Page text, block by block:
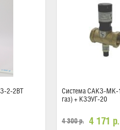
2-2ВТ
Система САКЗ-МК-
газ) + КЗЭУГ-20
4 300р. 4 171 р.